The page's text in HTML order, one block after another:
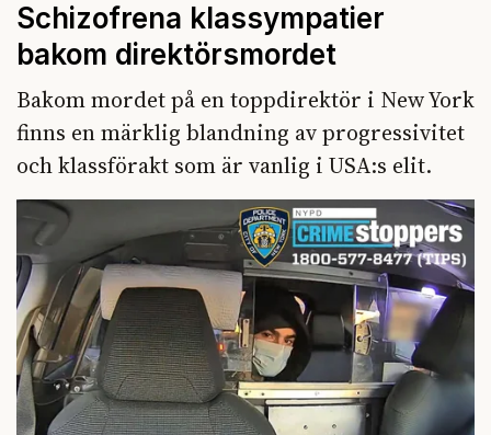
Schizofrena klassympatier
bakom direktörsmordet
Bakom mordet på en toppdirektör i New York
finns en märklig blandning av progressivitet
och klassförakt som är vanlig i USA:s elit.